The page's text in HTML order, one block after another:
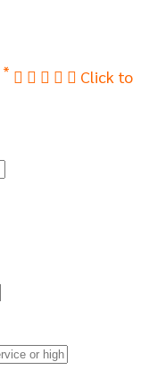
*
Click to